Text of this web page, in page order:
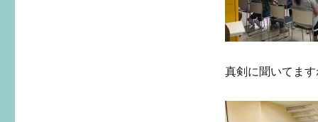
真剣に聞いてま